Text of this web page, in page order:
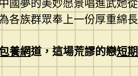
國夢的美妙愿景唱進武她
各族群眾奉上一份厚重綿
養網道，這場荒謬的戀短